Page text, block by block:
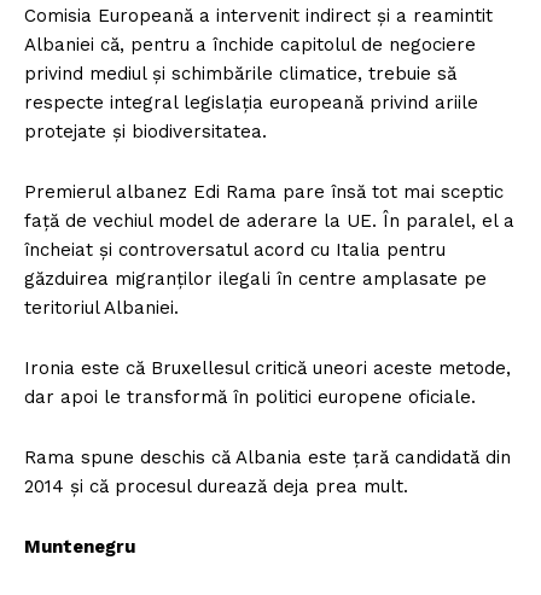
Comisia Europeană a intervenit indirect și a reamintit
Albaniei că, pentru a închide capitolul de negociere
privind mediul și schimbările climatice, trebuie să
respecte integral legislația europeană privind ariile
protejate și biodiversitatea.
Premierul albanez Edi Rama pare însă tot mai sceptic
față de vechiul model de aderare la UE. În paralel, el a
încheiat și controversatul acord cu Italia pentru
găzduirea migranților ilegali în centre amplasate pe
teritoriul Albaniei.
Ironia este că Bruxellesul critică uneori aceste metode,
dar apoi le transformă în politici europene oficiale.
Rama spune deschis că Albania este țară candidată din
2014 și că procesul durează deja prea mult.
Muntenegru